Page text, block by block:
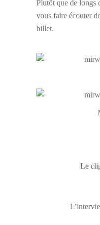
Plutôt que de longs
vous faire écouter
billet.
Le